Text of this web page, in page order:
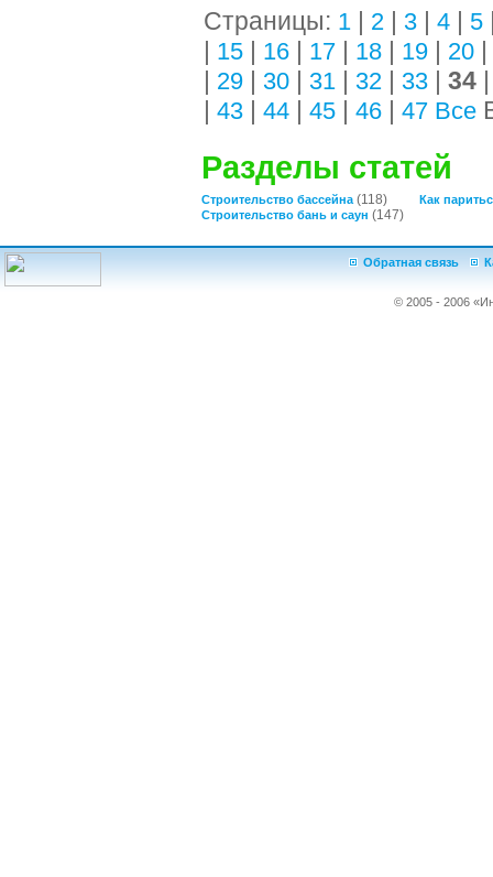
Страницы: 1 | 2 | 3 | 4 | 5
| 15 | 16 | 17 | 18 | 19 | 20 |
| 29 | 30 | 31 | 32 | 33 | 34
| 43 | 44 | 45 | 46 | 47 Все
Разделы статей
Строительство бассейна(118)
Как
Строительство бань и саун (147)
Обратная связь
© 2005 - 2006